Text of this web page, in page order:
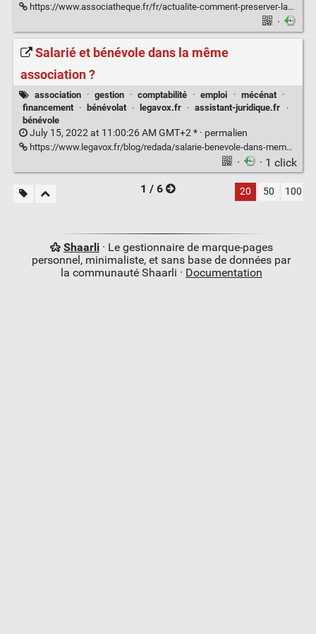
https://www.associatheque.fr/fr/actualite-comment-preserver-lavenir-du-benevolat.html
·
Salarié et bénévole dans la même
association ?
association · gestion · comptabilité · emploi · mécénat
·
financement
· bénévolat · legavox.fr · assistant-juridique.fr
·
bénévole
July 15, 2022 at 11:00:26 AM GMT+2 * · permalien
https://www.legavox.fr/blog/redada/salarie-benevole-dans-meme-association-29238.htm
·
· 1 click
1 / 6
20 50 100
Shaarli· Le gestionnaire de marque-pages
personnel, minimaliste, et sans base de données par
la communauté Shaarli · Documentation